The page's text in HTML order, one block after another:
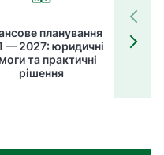
планування
— 2027: юридичні
та практичні
рішення